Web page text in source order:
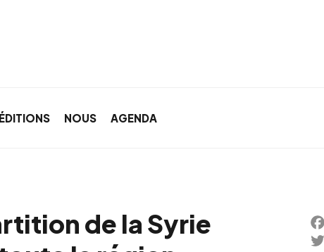
ÉDITIONS NOUS AGENDA
de la Syrie